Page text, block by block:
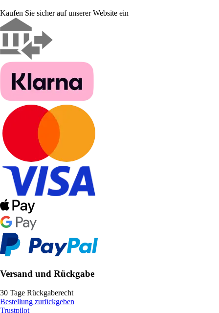
Kaufen Sie sicher auf unserer Website ein
Versand und Rückgabe
30 Tage Rückgaberecht
Bestellung zurückgeben
Trustpilot